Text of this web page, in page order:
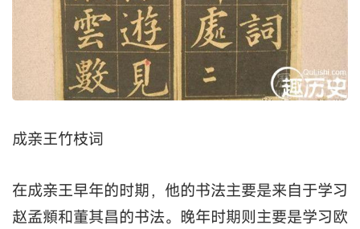
成亲王竹枝词
在成亲王早年的时期，他的书法主要是来自于学习
赵孟頫和董其昌的书法。晚年时期则主要是学习欧